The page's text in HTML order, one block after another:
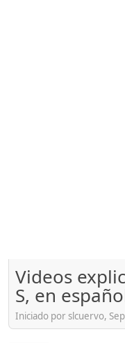
Videos
S, en
Iniciado por slcuervo,